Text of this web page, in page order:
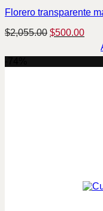
Florero transparente
$2,055.00 Original
was:
$2,055.00.
$500.00
is: